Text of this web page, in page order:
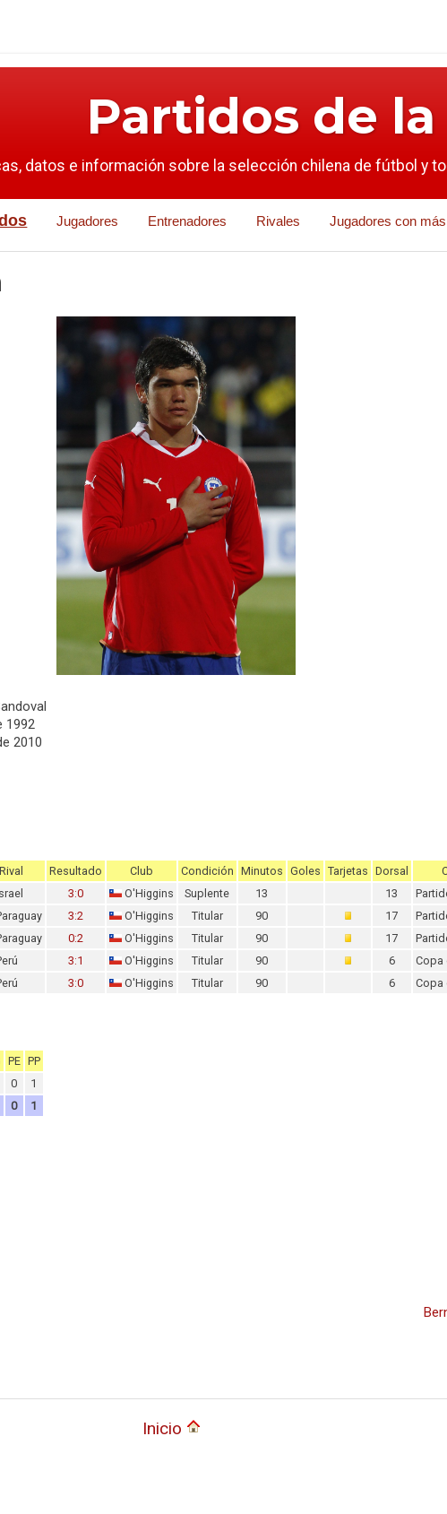
Partidos de la
datos e información sobre la selección chilena de fútbol y
Jugadores Entrenadores Rivales Jugadores con
1992
2010
Rival Resultado Club Condición Minutos Goles Tarjetas Dorsal
3:0 O'Higgins Suplente 13 13
3:2 O'Higgins Titular 90 17
0:2 O'Higgins Titular 90 17
3:1 O'Higgins Titular 90 6
Copa
3:0 O'Higgins Titular 90 6 Copa
PE PP
0
1
0 1
Inicio